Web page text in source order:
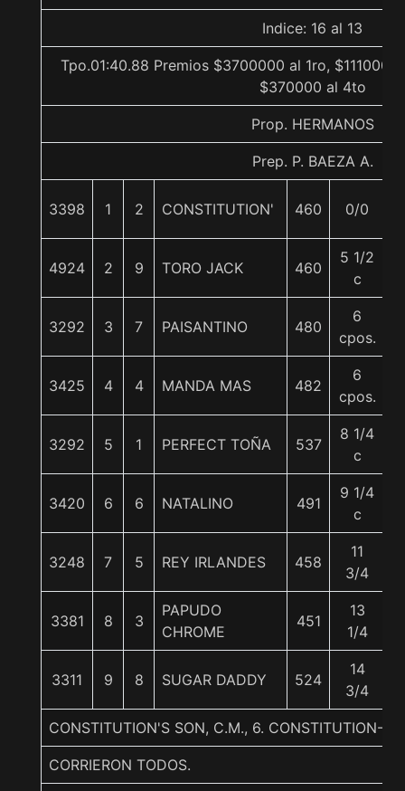
Indice: 16 al 13
Tpo.01:40.88 Premios $3700000 al 1ro,
$370000 al 4to
Prop. HERMANOS
Prep. P. BAEZA A.
3398 1 2 CONSTITUTION' 460 0/0
4924 2 9 TORO JACK 460
5 1/2
c
3292 3 7 PAISANTINO 480
6
cpos.
3425 4 4 MANDA MAS 482
6
cpos.
3292 5 1 PERFECT TOÑA 537
8 1/4
c
3420 6 6 NATALINO 491
9 1/4
c
3248 7 5 REY IRLANDES 458
11
3/4
3381 8 3
PAPUDO
CHROME
451
13
1/4
3311 9 8 SUGAR DADDY 524
14
3/4
CONSTITUTION'S SON, C.M., 6. CONSTITUTION-
CORRIERON TODOS.